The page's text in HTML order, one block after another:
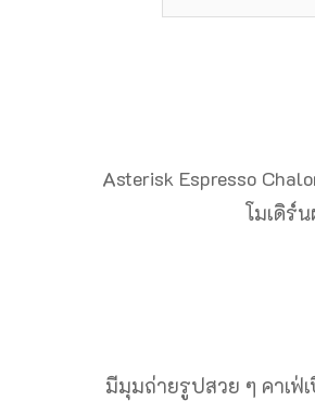
Asterisk Espresso
โมเดิร์
มีมุมถ่ายรูปสวย ๆ คาเฟ่